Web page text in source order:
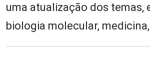
uma atualização dos temas,
biologia molecular,